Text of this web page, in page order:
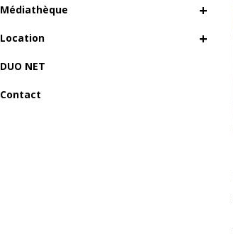
+
Médiathèque
+
Location
DUO NET
Contact